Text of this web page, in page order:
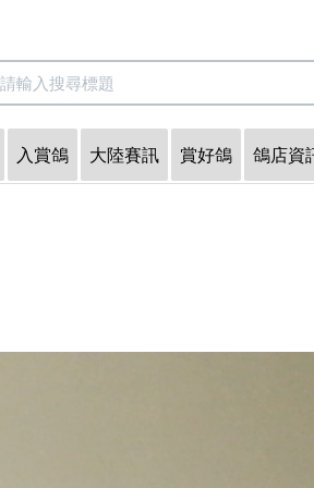
入賞鴿 大陸賽訊 賞好鴿 鴿店資